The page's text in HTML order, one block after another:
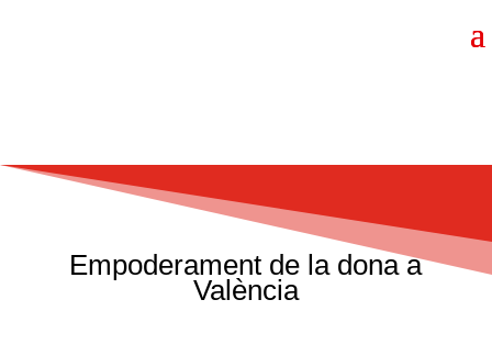
Empoderament de la dona a
València